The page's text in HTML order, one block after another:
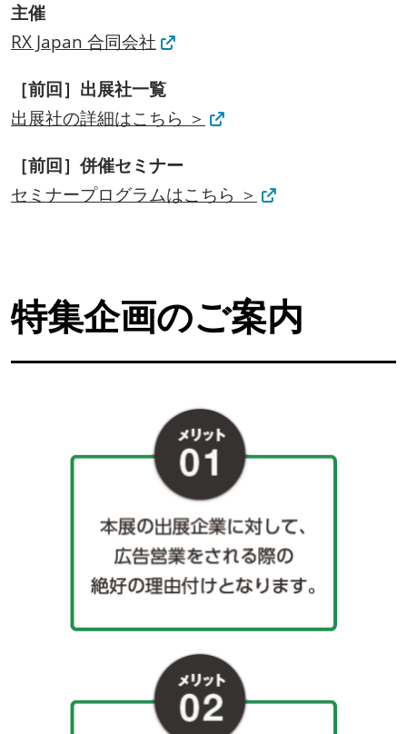
主催
RX Japan 合同会社
［前回］出展社一覧
出展社の詳細はこちら ＞
［前回］併催セミナー
セミナープログラムはこちら ＞
特集企画のご案内